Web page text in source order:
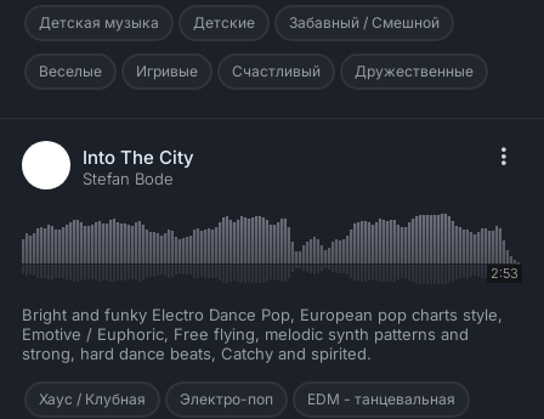
Детская музыка Детские Забавный / Смешной
Веселые Игривые Счастливый Дружественные
Into The City
Stefan Bode
2:53
Bright and funky Electro Dance Pop, European pop charts style,
Emotive / Euphoric, Free flying, melodic synth patterns and
strong, hard dance beats, Catchy and spirited.
Хаус / Клубная Электро-поп EDM - танцевальная